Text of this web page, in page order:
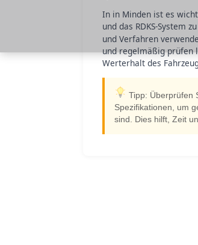
In in Minden ist es
und das RDKS-System
und Verfahren
und regelmäßig prüfen
Werterhalt des
Tipp: Überprüfen
Spezifikationen, um
sind. Dies hilft, Zeit